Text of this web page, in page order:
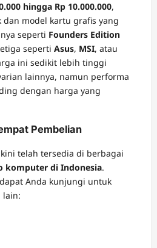
hingga Rp 10.000.000,
model kartu grafis yang
seperti Founders Edition
seperti Asus, MSI, atau
ini sedikit lebih tinggi
lainnya, namun performa
dengan harga yang
Pembelian
kini telah tersedia di berbagai
komputer di Indonesia.
Anda kunjungi untuk
lain: